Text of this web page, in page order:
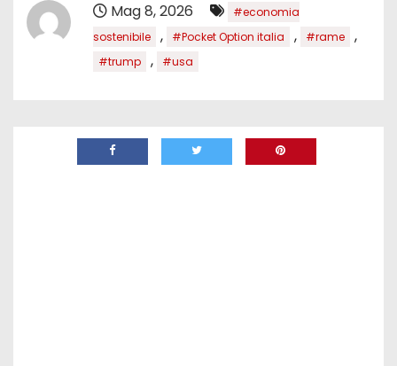
Mag 8, 2026
#economia
sostenibile
, #Pocket Option italia , #rame ,
#trump , #usa